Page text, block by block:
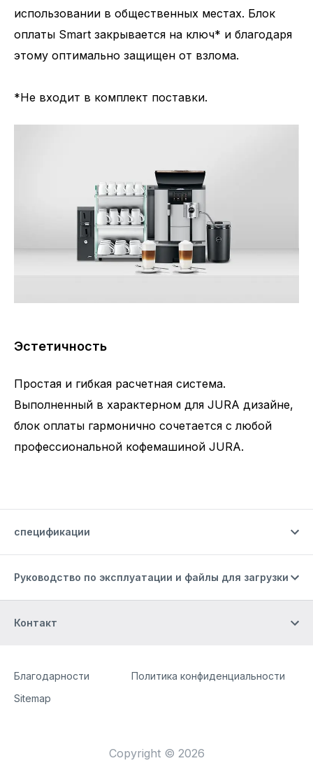
использовании в общественных местах. Блок
оплаты Smart закрывается на ключ* и благодаря
этому оптимально защищен от взлома.
*Не входит в комплект поставки.
Эстетичность
Простая и гибкая расчетная система.
Выполненный в характерном для JURA дизайне,
блок оплаты гармонично сочетается с любой
профессиональной кофемашиной JURA.
спецификации
Руководство по эксплуатации и файлы для загрузки
Контакт
Site Web
[Website information]
Благодарности
Политика конфиденциальности
Sitemap
Copyright © 2026